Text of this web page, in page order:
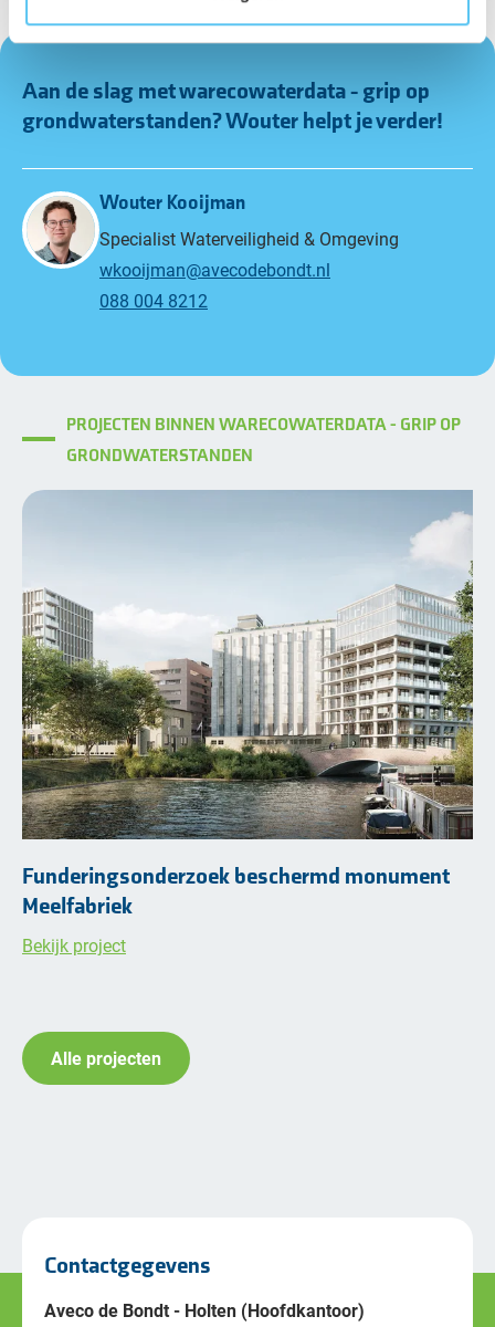
Aan de slag met warecowaterdata - grip op
grondwaterstanden?Wouter helpt je verder!
Wouter Kooijman
Specialist Waterveiligheid & Omgeving
wkooijman@avecodebondt.nl
088 004 8212
PROJECTEN BINNEN WARECOWATERDATA - GRIP OP
GRONDWATERSTANDEN
Funderingsonderzoek beschermd monument
Meelfabriek
Bekijk project
Alle projecten
Contactgegevens
Aveco de Bondt - Holten (Hoofdkantoor)